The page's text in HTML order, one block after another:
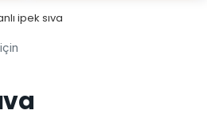
ipek sıva